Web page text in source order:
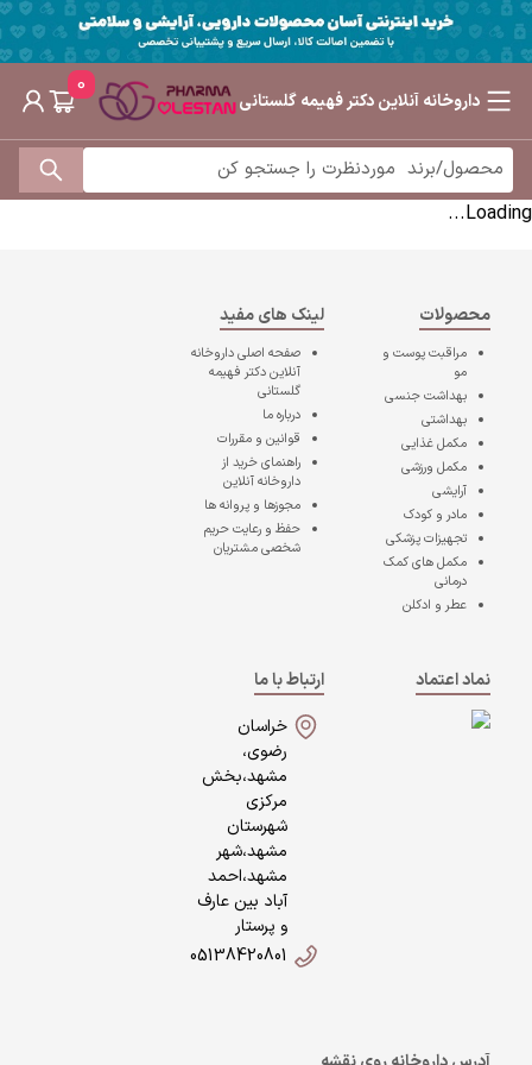
داروخانه آنلاین دکتر فهیمه گلستانی
0
Loading...
محصولات
مراقبت پوست و
مو
بهداشت جنسی
بهداشتی
مکمل غذایی
مکمل ورزشی
آرایشی
مادر و کودک
تجهیزات پزشکی
مکمل های کمک
درمانی
عطر و ادکلن
لینک های مفید
صفحه اصلیداروخانه
آنلاین دکتر فهیمه
گلستانی
درباره ما
قوانین و مقررات
راهنمای خرید از
داروخانه آنلاین
مجوزها و پروانه ها
حفظ و رعایت حریم
شخصی مشتریان
نماد اعتماد
ارتباط با ما
خراسان
رضوی،
مشهد،بخش
مرکزی
شهرستان
مشهد،شهر
مشهد،احمد
آباد بین عارف
و پرستار
05138420801